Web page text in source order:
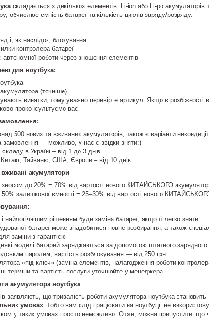
складається з декількох елементів: Li-ion або Li-po
обчислює ємність батареї та кількість циклів заряду/розряду.
і, як наслідок, блокування
контролера батареї
автономної роботи через зношення елементів
для ноутбука:
(точніше)
винятки, тому уважно перевірте артикул. Якщо є
проконсультуємо вас
500 нових та вживаних акумуляторів, також є варіанти
замовлення — можливо, у нас є звідки зняти:)
в Україні – від 1 до 3 днів
Китаю, Тайваню, США, Європи – від 10 днів
акумулятори
зносом до 20% = 70% від вартості нового КИТАЙСЬКОГО
50% залишкової ємності = 25–30% від вартості нового
найлогічнішим рішенням буде заміна батареї, якщо її легко зняти
батареї може знадобитися повне розбирання, а також
заміни з гарантією
моделі батарей заряджаються за допомогою штатного
паролем, вартість розблокування — від 250 грн
«під ключ» (заміна елементів, налагодження роботи
терміни та вартість послуги уточнюйте у менеджера
акумулятора ноутбука
заявляють, що тривалість роботи акумулятора ноутбука
умовах . Тобто вам слід працювати на ноутбуці, не
у таких умовах просто неможливо. Отже, можна припустити, що